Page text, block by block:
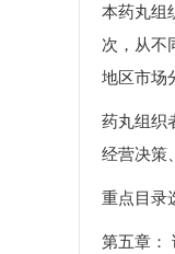
本药丸组
次，从不
地区市场
药丸组织
经营决策
重点目录
第五章：